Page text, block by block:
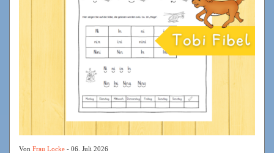
Von Frau Locke - 06. Juli 2026